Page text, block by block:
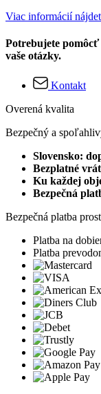
Viac informácií
Potrebujete pomôcť
vaše otázky.
Kontakt
Overená kvalita
Bezpečný a
Slovensko:
Bezplatné
Ku každej
Bezpečná
Bezpečná platba
Platba na
Platba